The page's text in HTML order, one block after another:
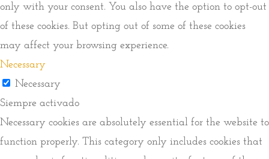
only with your consent. You also have the option to opt-out
of these cookies. But opting out of some of these cookies
may affect your browsing experience.
Necessary
Necessary
Siempre activado
Necessary cookies are absolutely essential for the website to
function properly. This category only includes cookies that